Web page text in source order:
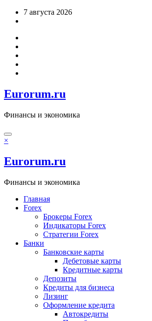
Перейти7 августа 2026
Eurorum.ru
Финансы и экономика
×
Eurorum.ru
Финансы и экономика
Главная
Forex
Брокеры Forex
Индикаторы Forex
Стратегии Forex
Банки
Банковские карты
Дебетовые карты
Кредитные карты
Депозиты
Кредиты для бизнеса
Лизинг
Оформление кредита
Автокредиты